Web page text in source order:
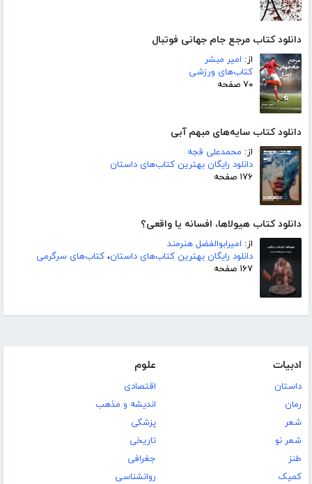
دانلود کتاب مرجع جام جهانی فوتبال
از: امیر مبشر
کتاب‌های ورزشی
۷۰ صفحه
دانلود کتاب سایه‌های مبهم آبی
از: محمدعلی قجه
دانلود رایگان بهترین کتاب‌های داستان
۱۷۶ صفحه
دانلود کتاب هیولاها، افسانه یا واقعی؟
از: امیرابوالفضل هنرمند
دانلود رایگان بهترین کتاب‌های داستان، کتاب‌های سرگرمی
۱۶۷ صفحه
ادبیات
داستان
رمان
شعر
شعر نو
طنز
کمیک
علوم
اقتصادی
اندیشه و مذهب
پزشکی
تاریخی
جغرافی
روانشناسی